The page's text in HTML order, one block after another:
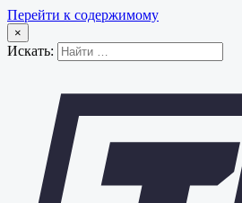
Перейти к содержимому
×
Искать: